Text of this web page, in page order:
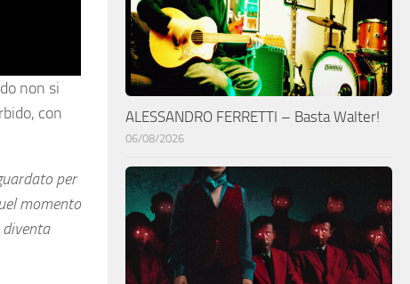
non si
con
per
momento
diventa
ALESSANDRO FERRETTI – Basta Walter!
06/08/2026